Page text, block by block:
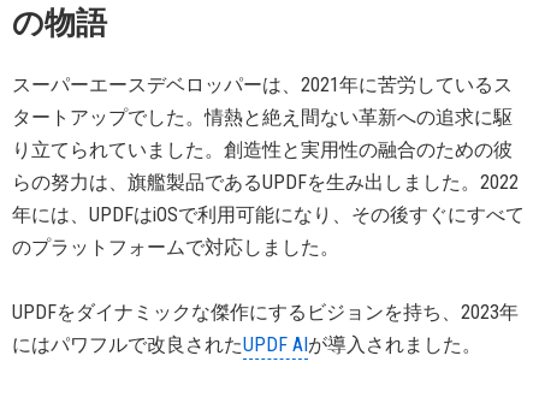
の物語
スーパーエースデベロッパーは、2021年に苦労しているス
タートアップでした。情熱と絶え間ない革新への追求に駆
り立てられていました。創造性と実用性の融合のための彼
らの努力は、旗艦製品であるUPDFを生み出しました。2022
年には、UPDFはiOSで利用可能になり、その後すぐにすべて
のプラットフォームで対応しました。
UPDFをダイナミックな傑作にするビジョンを持ち、2023年
にはパワフルで改良されたUPDF AI が導入されました。